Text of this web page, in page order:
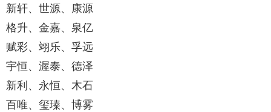
新轩、世源、康源
格升、金嘉、泉亿
赋彩、翊乐、孚远
宇恒、渥泰、德泽
新利、永恒、木石
百唯、玺瑧、博雾